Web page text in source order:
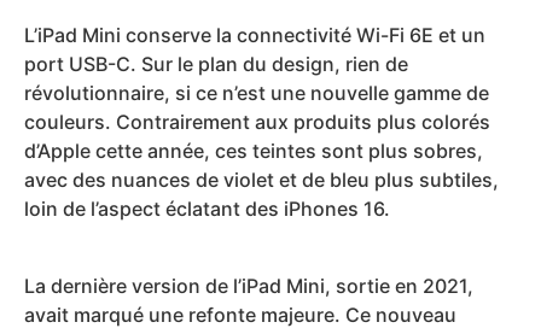
L’iPad Mini conserve la connectivité Wi-Fi 6E et un
port USB-C. Sur le plan du design, rien de
révolutionnaire, si ce n’est une nouvelle gamme de
couleurs. Contrairement aux produits plus colorés
d’Apple cette année, ces teintes sont plus sobres,
avec des nuances de violet et de bleu plus subtiles,
loin de l’aspect éclatant des iPhones 16.
La dernière version de l’iPad Mini, sortie en 2021,
avait marqué une refonte majeure. Ce nouveau